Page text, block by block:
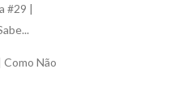
#29 |
Não